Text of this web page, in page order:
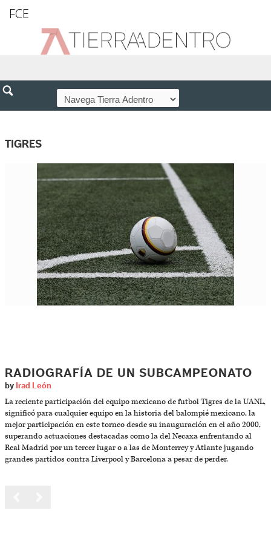
FCE
TIGRES
RADIOGRAFÍA DE UN SUBCAMPEONATO
by Irad León
La reciente participación del equipo mexicano de futbol Tigres de la UANL,
significó para cualquier equipo en la historia del balompié mexicano, la
mejor participación en este torneo desde su inauguración en el año 2000,
superando actuaciones destacadas como la del Necaxa enfrentando al
Real Madrid por un tercer lugar o a las de Monterrey y Atlante jugando
grandes partidos contra Liverpool y Barcelona a pesar de perder.